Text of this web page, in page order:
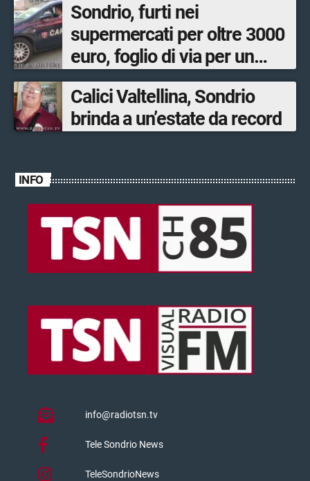
Sondrio, furti nei
supermercati per oltre 3000
euro, foglio di via per un
ventinovenne
Calici Valtellina, Sondrio
brinda a un’estate da record
INFO
info@radiotsn.tv
Tele Sondrio News
TeleSondrioNews